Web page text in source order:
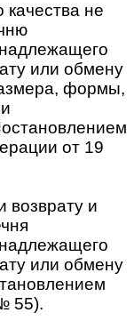
не
или обмену
формы,
от 19
возврату и
или обмену
55).